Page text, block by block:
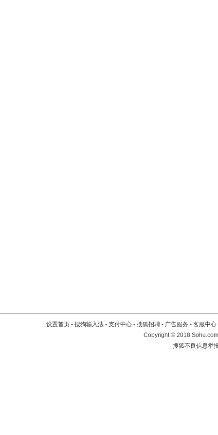
设置首页 - 搜狗输入法 - 支付中心 - 搜狐招聘 - 广告服务 - 客服中心
Copyright©2018
搜狐不良信息举